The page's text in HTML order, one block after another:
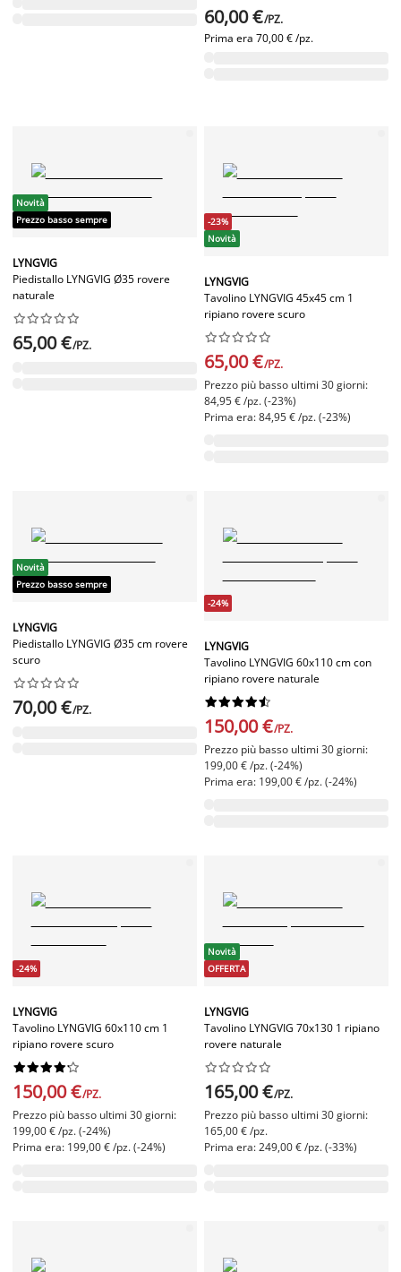
60,00 €/PZ.
Prima era 70,00 € /pz.
Novità
Prezzo basso sempre
LYNGVIG
Piedistallo LYNGVIG Ø35 rovere
naturale






65,00 €/PZ.
-23%
Novità
LYNGVIG
Tavolino LYNGVIG 45x45 cm 1
ripiano rovere scuro






65,00 €/PZ.
Prezzo più basso ultimi 30 giorni:
84,95 € /pz. (-23%)
Prima era: 84,95 € /pz. (-23%)
Novità
Prezzo basso sempre
LYNGVIG
Piedistallo LYNGVIG Ø35 cm rovere
scuro






70,00 €/PZ.
-24%
LYNGVIG
Tavolino LYNGVIG 60x110 cm con
ripiano rovere naturale






150,00 €/PZ.
Prezzo più basso ultimi 30 giorni:
199,00 € /pz. (-24%)
Prima era: 199,00 € /pz. (-24%)
-24%
LYNGVIG
Tavolino LYNGVIG 60x110 cm 1
ripiano rovere scuro






150,00 €/PZ.
Prezzo più basso ultimi 30 giorni:
199,00 € /pz. (-24%)
Prima era: 199,00 € /pz. (-24%)
Novità
OFFERTA
LYNGVIG
Tavolino LYNGVIG 70x130 1 ripiano
rovere naturale






165,00 €/PZ.
Prezzo più basso ultimi 30 giorni:
165,00 € /pz.
Prima era: 249,00 € /pz. (-33%)